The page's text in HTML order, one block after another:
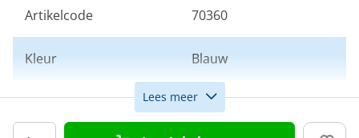
Artikelcode 70360
Kleur Blauw
Doelgroep Heren
Lees meer